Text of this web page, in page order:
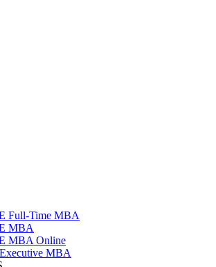
Full-Time MBA
MBA
MBA Online
MBA